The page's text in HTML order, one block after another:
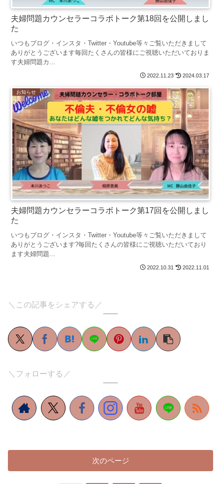
夫婦問題カウンセラーコラボトーク第18回を公開しまし
た
いつもブログ・インスタ・Twitter・Youtube等々ご覧いただきまして
ありがとうございます毎回たくさんの皆様にご視聴いただいておりま
す夫婦問題カ...
2022.11.23 2024.03.17
お知らせ
夫婦問題カウンセラーコラボトーク第17回を公開しまし
た
いつもブログ・インスタ・Twitter・Youtube等々ご覧いただきまして
ありがとうございます?毎回たくさんの皆様にご視聴いただいており
ます夫婦問題...
2022.10.31 2022.11.01
＼この記事をシェアする／
＼フォローする／
次のページ